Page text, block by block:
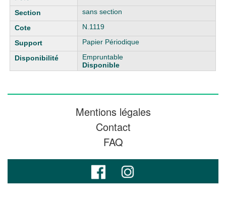
sans section
N.1119
Papier Périodique
Empruntable
Disponible
Mentions légales
Contact
FAQ